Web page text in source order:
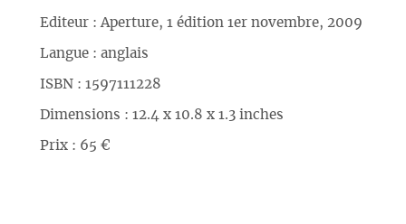
Editeur : Aperture, 1 édition 1er novembre, 2009
Langue : anglais
ISBN : 1597111228
Dimensions : 12.4 x 10.8 x 1.3 inches
Prix : 65 €